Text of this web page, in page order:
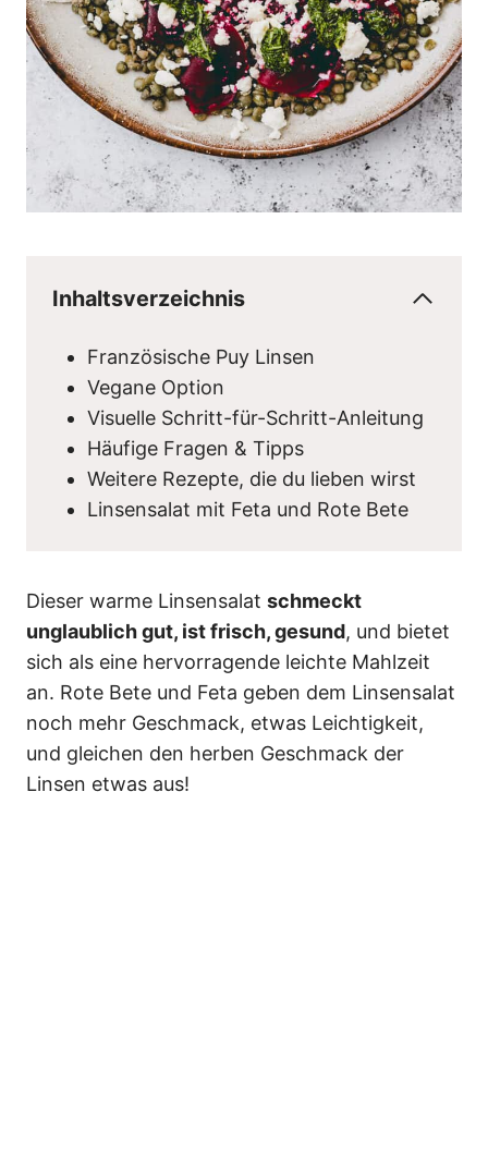
Inhaltsverzeichnis
Französische Puy Linsen
Vegane Option
Visuelle Schritt-für-Schritt-Anleitung
Häufige Fragen & Tipps
Weitere Rezepte, die du lieben wirst
Linsensalat mit Feta und Rote Bete
Dieser warme Linsensalat schmeckt
unglaublich gut, ist frisch, gesund, und bietet
sich als eine hervorragende leichte Mahlzeit
an. Rote Bete und Feta geben dem Linsensalat
noch mehr Geschmack, etwas Leichtigkeit,
und gleichen den herben Geschmack der
Linsen etwas aus!